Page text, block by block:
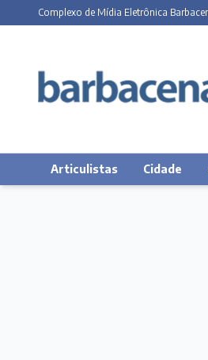
Complexo de Mídia Eletrônica
Articulistas Cidade